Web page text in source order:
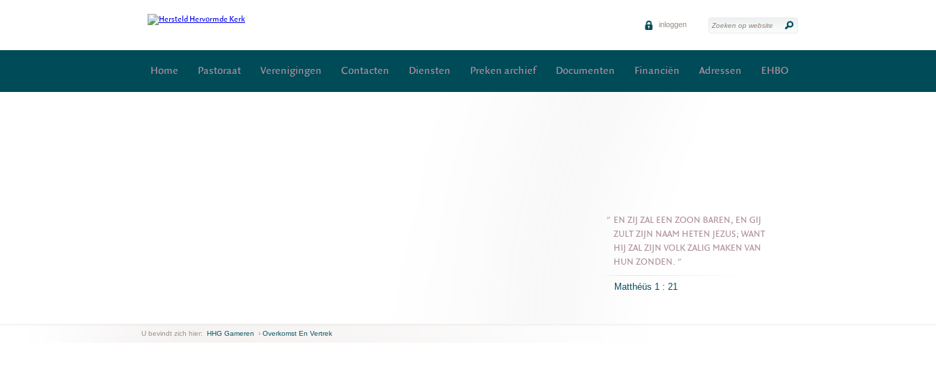
inloggen
Home Pastoraat Verenigingen Contacten Diensten Preken archief Documenten Financiën Adressen EHBO
" EN ZIJ ZAL EEN ZOON BAREN, EN GIJ
ZULT ZIJN NAAM HETEN JEZUS; WANT
HIJ ZAL ZIJN VOLK ZALIG MAKEN VAN
HUN ZONDEN. "
Matthéüs 1 : 21
U bevindt zich hier: HHG Gameren › Overkomst En Vertrek